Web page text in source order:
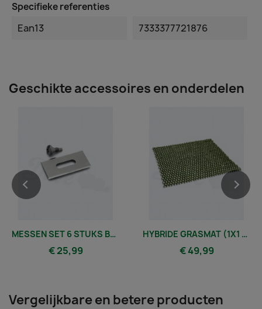
Specifieke referenties
Ean13 7333377721876
Geschikte accessoires en onderdelen
MESSEN SET 6 STUKS BLISTER ENDURANCE - BLADE
€ 25,99
HYBRIDE GRASMAT (1X1 METER)
€ 49,99
Vergelijkbare en betere producten